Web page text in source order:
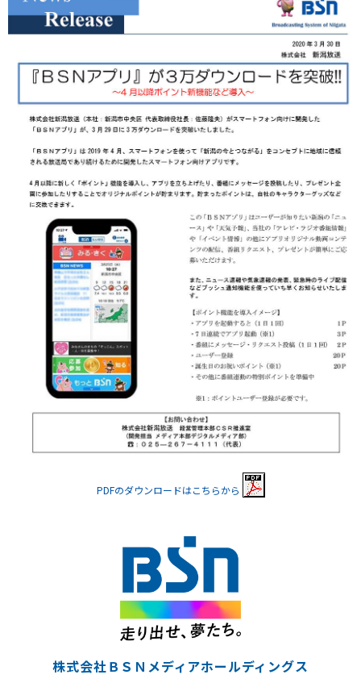
Well-being 防災・減災
ショッピング
会社概要・ビジョン
お問い合わせ
PDFのダウンロードはこちらから
株式会社ＢＳＮメディアホールディングス